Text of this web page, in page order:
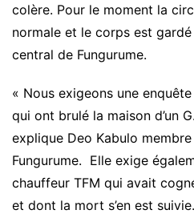
colère. Pour le moment la
normale et le corps est
central de Fungurume.
« Nous exigeons une
qui ont brulé la maison d’un
explique Deo Kabulo
Fungurume. Elle exige
chauffeur TFM qui avait
et dont la mort s’en est suivie.